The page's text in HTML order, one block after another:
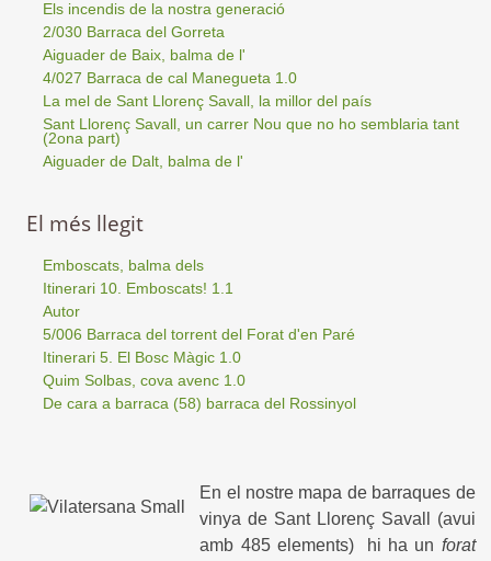
Els incendis de la nostra generació
2/030 Barraca del Gorreta
Aiguader de Baix, balma de l'
4/027 Barraca de cal Manegueta 1.0
La mel de Sant Llorenç Savall, la millor del país
Sant Llorenç Savall, un carrer Nou que no ho semblaria tant
(2ona part)
Aiguader de Dalt, balma de l'
El més llegit
Emboscats, balma dels
Itinerari 10. Emboscats! 1.1
Autor
5/006 Barraca del torrent del Forat d'en Paré
Itinerari 5. El Bosc Màgic 1.0
Quim Solbas, cova avenc 1.0
De cara a barraca (58) barraca del Rossinyol
En el nostre mapa de barraques de
vinya de Sant Llorenç Savall (avui
amb 485 elements) hi ha un forat